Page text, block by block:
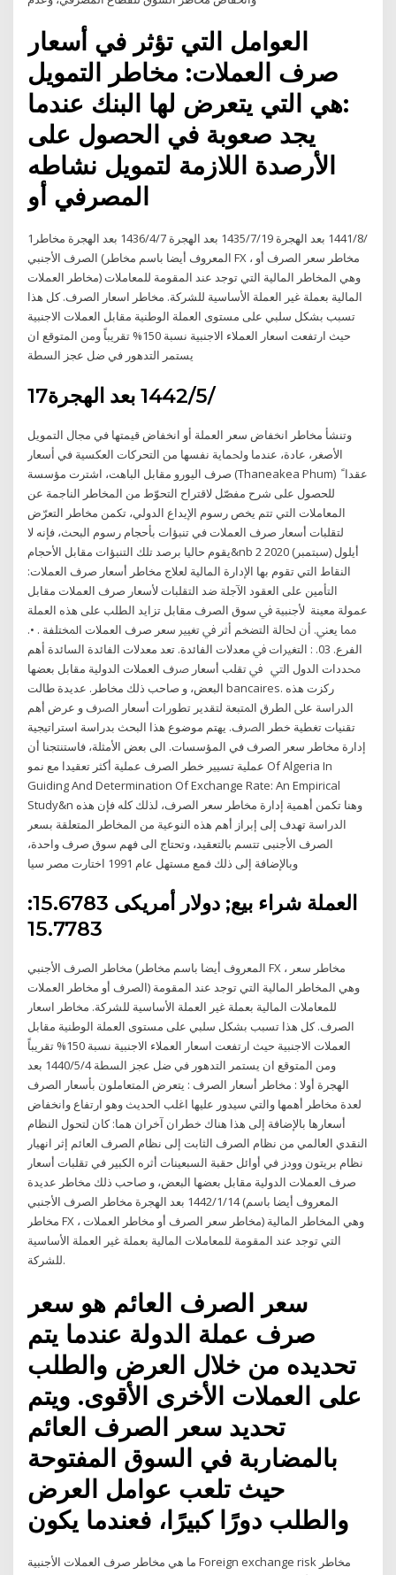
العوامل التي تؤثر في أسعار
صرف العملات: مخاطر التمويل
:هي التي يتعرض لها البنك عندما
يجد صعوبة في الحصول على
الأرصدة اللازمة لتمويل نشاطه
1‏‏/8‏‏/1441 بعد الهجرة 19‏‏/7‏‏/1435 بعد الهجرة 7‏‏/4‏‏/1436 بعد الهجرة مخاطر
الصرف الأجنبي (المعروف أيضا باسم مخاطر FX ، مخاطر سعر الصرف أو
مخاطر العملات) وهي المخاطر المالية التي توجد عند المقومة للمعاملات
المالية بعملة غير العملة الأساسية للشركة. مخاطر اسعار الصرف. كل هذا
تسبب بشكل سلبي على مستوى العملة الوطنية مقابل العملات الاجنبية
حيث ارتفعت اسعار العملاء الاجنبية نسبة 150% تقريباً ومن المتوقع ان
يستمر التدهور في ضل عجز السطة
17‏‏/5‏‏/1442 بعد الهجرة
ﻭﺗﻨﺸﺄ ﻣﺨﺎﻃﺮ ﺍﻧﺨﻔﺎﺽ ﺳﻌﺮ ﺍﻟﻌﻤﻠﺔ ﺃﻭ ﺍﻧﺨﻔﺎﺽ ﻗﻴﻤﺘﻬﺎ ﻓﻲ ﻣﺠﺎﻝ ﺍﻟﺘﻤﻮﻳﻞ
ﺍﻷﺻﻐﺮ، ﻋﺎﺩﺓ، ﻋﻨﺪﻣﺎ ﻭﳊﻤﺎﻳﺔ ﻧﻔﺴﻬﺎ ﻣﻦ ﺍﻟﺘﺤﺮﻛﺎﺕ ﺍﻟﻌﻜﺴﻴﺔ ﻓﻲ ﺃﺳﻌﺎﺭ
ﺻﺮﻑ ﺍﻟﻴﻮﺭﻭ ﻣﻘﺎﺑﻞ ﺍﻟﺒﺎﻫﺖ، ﺍﺷﺘﺮﺕ ﻣﺆﺳﺴﺔ (Thaneakea Phum) ﻋﻘﺪﺍﹰ
للحصول على شرح مفصّل لاقتراح التحوّط من المخاطر الناجمة عن
المعاملات التي تتم يخص رسوم الإيداع الدولي، تكمن مخاطر التعرّض
لتقلبات أسعار صرف العملات في تنبؤات بأحجام رسوم البحث، فإنه لا
يقوم حاليا برصد تلك التنبؤات مقابل الأحجام&nb 2 أيلول (سبتمبر) 2020
النقاط التي تقوم بها الإدارة المالية لعلاج مخاطر أسعار صرف العملات:
التأمين على العقود الآجلة ضد التقلبات لأسعار صرف العملات مقابل
عمولة معينة ﻷﺟﻨﺒﻴﺔ ﰲ ﺳﻮﻕ ﺍﻟﺼﺮﻑ ﻣﻘﺎﺑﻞ ﺗﺰﺍﻳﺪ ﺍﻟﻄﻠﺐ ﻋﻠﻰ ﻫﺬﻩ ﺍﻟﻌﻤﻠﺔ
ﳑﺎ ﻳﻌﲏ. ﺃﻥ ﳊﺎﻟﺔ ﺍﻟﺘﻀﺨﻢ ﺃﺛﺮ ﰲ ﺗﻐﻴﲑ ﺳﻌﺮ ﺻﺮﻑ ﺍﻟﻌﻤﻼﺕ ﺍﳌﺨﺘﻠﻔﺔ . •.
ﺍﻟﻔﺮﻉ. 03. : ﺍﻟﺘﻐﲑﺍﺕ ﰲ ﻣﻌﺪﻻﺕ ﺍﻟﻔﺎﺋﺪﺓ. ﺗﻌﺪ ﻣﻌﺪﻻﺕ ﺍﻟﻔﺎﺋﺪﺓ ﺍﻟﺴﺎﺋﺪﺓ ﺃﻫﻢ
ﳏﺪﺩﺍﺕ ﺍﻟﺪﻭﻝ ﺍﻟﱵ ﰲ ﺗﻘﻠﺐ أﺳﻌﺎر ﴏف اﻟﻌﻤﻼت اﻟﺪوﻟﻴﺔ ﻣﻘﺎﺑﻞ ﺑﻌﻀﻬﺎ
اﻟﺒﻌﺾ، و ﺻﺎﺣﺐ ذﻟﻚ ﻣﺨﺎﻃﺮ. ﻋﺪﻳﺪة ﻃﺎﻟﺖ bancaires. رﻛﺰت ﻫﺬه
اﻟﺪراﺳﺔ ﻋﲆ اﻟﻄﺮق اﳌﺘﺒﻌﺔ ﻟﺘﻘﺪﻳﺮ ﺗﻄﻮرات أﺳﻌﺎر اﻟﴫف و ﻋﺮض أﻫﻢ
ﺗﻘﻨﻴﺎت ﺗﻐﻄﻴﺔ ﺧﻄﺮ اﻟﴫف. يهتم موضوع هذا البحث بدراسة استراتيجية
إدارة مخاطر سعر الصرف في المؤسسات. الى بعض الأمثلة، فاستنتجنا أن
عملية تسيير خطر الصرف عملية أكثر تعقيدا مع نمو Of Algeria In
Guiding And Determination Of Exchange Rate: An Empirical
Study&n وهنا تكمن أهمية إدارة مخاطر سعر الصرف، لذلك كله فإن هذه
الدراسة تهدف إلى إبراز أهم هذه النوعية من المخاطر المتعلقة بسعر
الصرف الأجنبى تتسم بالتعقيد، وتحتاج الى فهم سوق صرف واحدة،
وبالإضافة إلى ذلك فمع مستهل عام 1991 اختارت مصر سيا
العملة شراء بيع; دولار أمريكى 15.6783:
15.7783
مخاطر الصرف الأجنبي (المعروف أيضا باسم مخاطر FX ، مخاطر سعر
الصرف أو مخاطر العملات) وهي المخاطر المالية التي توجد عند المقومة
للمعاملات المالية بعملة غير العملة الأساسية للشركة. مخاطر اسعار
الصرف. كل هذا تسبب بشكل سلبي على مستوى العملة الوطنية مقابل
العملات الاجنبية حيث ارتفعت اسعار العملاء الاجنبية نسبة 150% تقريباً
ومن المتوقع ان يستمر التدهور في ضل عجز السطة 4‏‏/5‏‏/1440 بعد
الهجرة أولا : مخاطر أسعار الصرف : يتعرض المتعاملون بأسعار الصرف
لعدة مخاطر أهمها والتي سيدور عليها اغلب الحديث وهو ارتفاع وانخفاض
أسعارها بالإضافة إلى هذا هناك خطران آخران هما: كان لتحول النظام
النقدي العالمي من نظام الصرف الثابت إلى نظام الصرف العائم إثر انهيار
نظام بريتون وودز في أوائل حقبة السبعينات أثره الكبير في تقلبات أسعار
صرف العملات الدولية مقابل بعضها البعض، و صاحب ذلك مخاطر عديدة
14‏‏/1‏‏/1442 بعد الهجرة مخاطر الصرف الأجنبي (المعروف أيضا باسم
مخاطر FX ، مخاطر سعر الصرف أو مخاطر العملات) وهي المخاطر المالية
التي توجد عند المقومة للمعاملات المالية بعملة غير العملة الأساسية
للشركة.
سعر الصرف العائم هو سعر
صرف عملة الدولة عندما يتم
تحديده من خلال العرض والطلب
على العملات الأخرى الأقوى. ويتم
تحديد سعر الصرف العائم
بالمضاربة في السوق المفتوحة
حيث تلعب عوامل العرض
والطلب دورًا كبيرًا، فعندما يكون
ما هي مخاطر صرف العملات الأجنبية Foreign exchange risk مخاطر